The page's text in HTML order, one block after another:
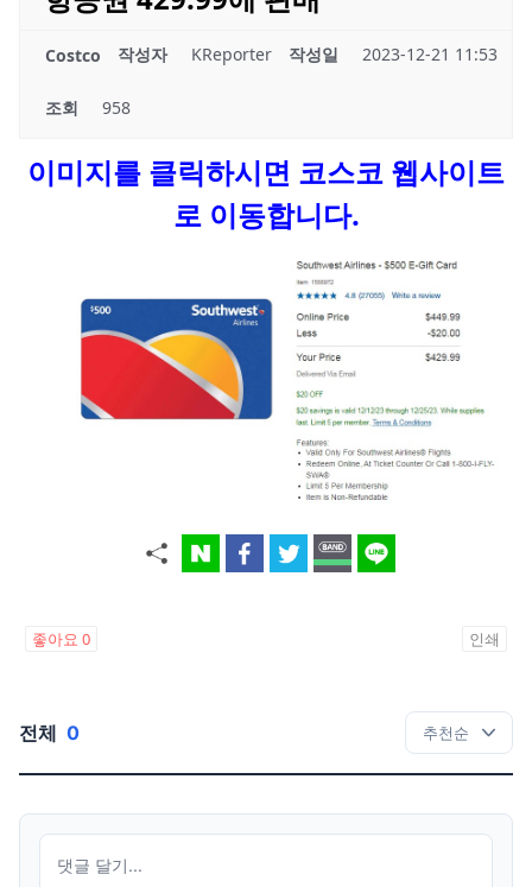
Costco 작성자 KReporter 작성일 2023-12-21 11:53
조회 958
이미지를 클릭하시면 코스코 웹사이트
로 이동합니다.
좋아요 0 인쇄
전체 0